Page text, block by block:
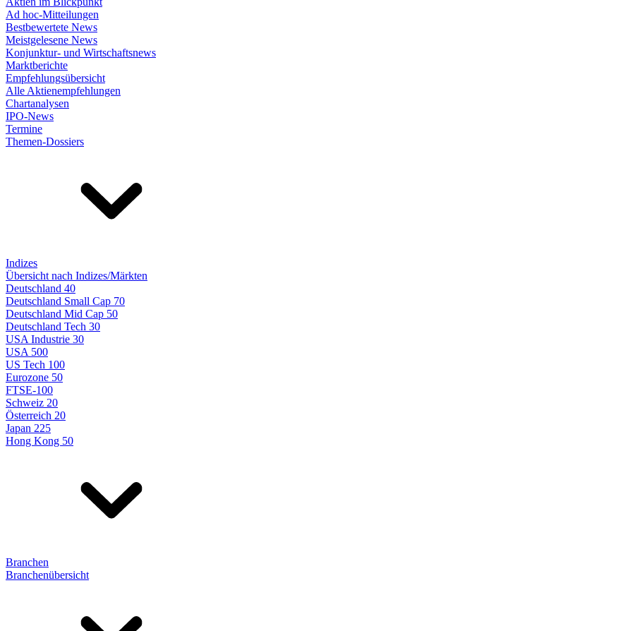
Ad hoc-Mitteilungen
Bestbewertete News
Meistgelesene News
Konjunktur- und Wirtschaftsnews
Marktberichte
Empfehlungsübersicht
Alle Aktienempfehlungen
Chartanalysen
IPO-News
Termine
Themen-Dossiers
Indizes
Übersicht nach Indizes/Märkten
Deutschland 40
Deutschland Small Cap 70
Deutschland Mid Cap 50
Deutschland Tech 30
USA Industrie 30
USA 500
US Tech 100
Eurozone 50
FTSE-100
Schweiz 20
Österreich 20
Japan 225
Hong Kong 50
Branchen
Branchenübersicht